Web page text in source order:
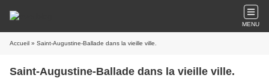
MENU
Accueil » Saint-Augustine-Ballade dans la vieille ville.
Saint-Augustine-Ballade dans la vieille ville.